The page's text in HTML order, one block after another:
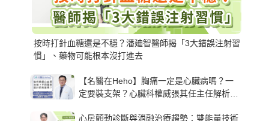
按時打針血糖還是不穩？潘廸智醫師揭「3大錯誤注射習
慣」、藥物可能根本沒打進去
【名醫在Heho】胸痛一定是心臟病嗎？一
定要裝支架？心臟科權威張其任主任解析支
心房顫動診斷與消融治療趨勢：雙能量技術